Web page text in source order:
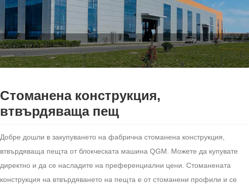
Стоманена конструкция,
втвърдяваща пещ
Добре дошли в закупуването на фабрична стоманена конструкция,
втвърдяваща пещта от блокческата машина QGM. Можете да купувате
директно и да се насладите на преференциални цени. Стоманената
конструкция на втвърдяването на пещта е от стоманени профили и се